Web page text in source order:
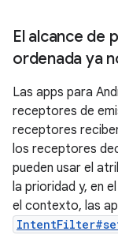
El alcance de
ordenada ya
Las apps para
receptores de
receptores
los receptores
pueden usar el
la prioridad y, en
el contexto, las